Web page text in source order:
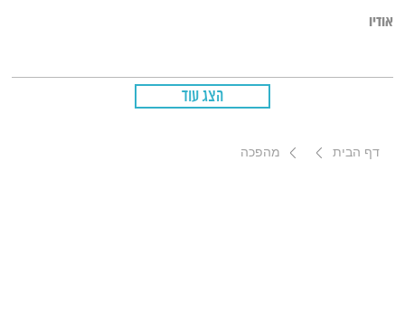
אודיו
הצג עוד
דף הבית מהפכה